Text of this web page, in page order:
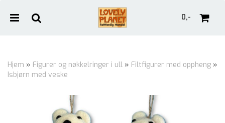
0,-
Hjem » Figurer og nøkkelringer i ull » Filtfigurer med oppheng »
Isbjørn med veske